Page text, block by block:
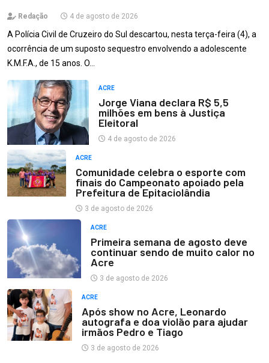
Redação 4 de agosto de 2026
A Polícia Civil de Cruzeiro do Sul descartou, nesta terça-feira (4), a
ocorrência de um suposto sequestro envolvendo a adolescente
K.M.F.A., de 15 anos. O…
ACRE
Jorge Viana declara R$ 5,5
milhões em bens à Justiça
Eleitoral
4 de agosto de 2026
ACRE
Comunidade celebra o esporte com
finais do Campeonato apoiado pela
Prefeitura de Epitaciolândia
3 de agosto de 2026
ACRE
Primeira semana de agosto deve
continuar sendo de muito calor no
Acre
3 de agosto de 2026
ACRE
Após show no Acre, Leonardo
autografa e doa violão para ajudar
irmãos Pedro e Tiago
3 de agosto de 2026